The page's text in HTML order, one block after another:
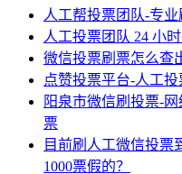
人工帮投票团队-专
人工投票团队 24 小
微信投票刷票怎么查
点赞投票平台-人工
阳泉市微信刷投票-
票
目前刷人工微信投票
1000票假的？